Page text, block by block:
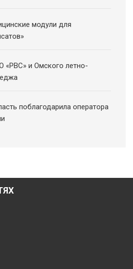
модули для
«РВС» и Омского летно-
поблагодарила оператора